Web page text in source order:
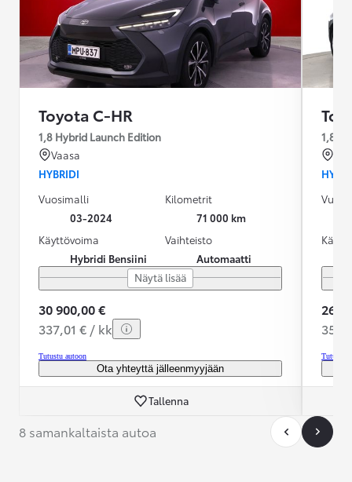
Toyota C-HR
1,8 Hybrid Launch Edition
Vaasa
HYBRIDI
Vuosimalli
03-2024
Kilometrit
71 000 km
Käyttövoima
Hybridi Bensiini
Vaihteisto
Automaatti
Näytä lisää
30 900,00 €
337,01 € / kk
Tutustu autoon
Ota yhteyttä jälleenmyyjään
Tallenna
1,8
26
Tutustu
8 samankaltaista autoa